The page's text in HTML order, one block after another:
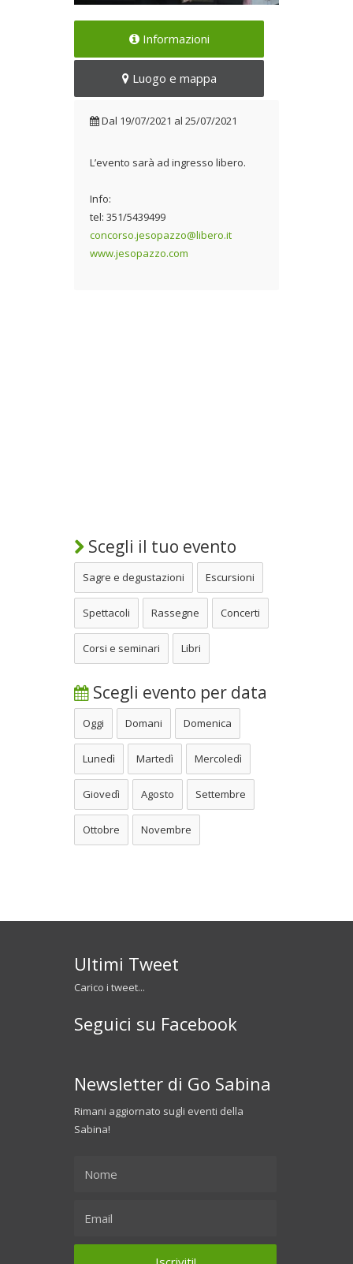
A Grottaferrata una settimana
Dal 19/07/2021 al
25/07/2021
Informazioni
Luogo e mappa
Dal 19/07/2021 al 25/07/2021
L’evento sarà ad ingresso libero.
Info:
tel: 351/5439499
concorso.jesopazzo@libero.it
www.jesopazzo.com
Scegli il tuo evento
Sagre e degustazioni Escursioni
Spettacoli Rassegne Concerti
Corsi e seminari Libri
Scegli evento per data
Oggi Domani Domenica
Lunedì Martedì Mercoledì
Giovedì Agosto Settembre
Ottobre Novembre
Ultimi Tweet
Carico i tweet...
Seguici su Facebook
Newsletter di Go Sabina
Rimani aggiornato sugli eventi della
Sabina!